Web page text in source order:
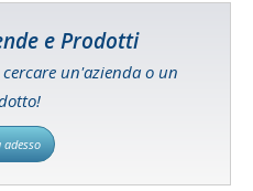
e Prodotti
un'azienda o un
adesso